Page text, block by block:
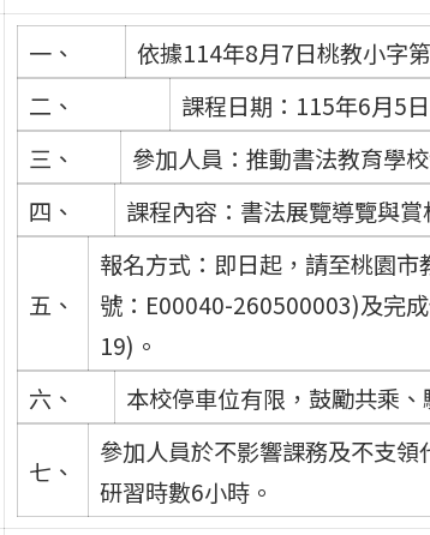
一、
依據114年8月7日桃教小字
二、
課程日期：115年6月5
三、
參加人員：推動書法教育學
四、
課程內容：書法展覽導覽與
五、
報名方式：即日起，請至桃園
號：E00040-260500003)及完
19)。
六、
本校停車位有限，鼓勵共乘
七、
參加人員於不影響課務及不支
研習時數6小時。